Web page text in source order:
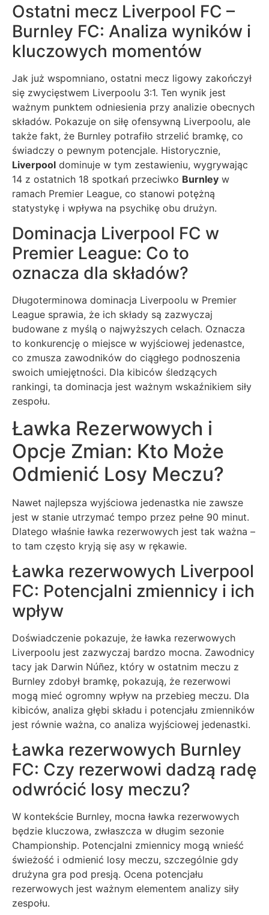
Ostatni mecz Liverpool FC –
Burnley FC: Analiza wyników i
kluczowych momentów
Jak już wspomniano, ostatni mecz ligowy zakończył
się zwycięstwem Liverpoolu 3:1. Ten wynik jest
ważnym punktem odniesienia przy analizie obecnych
składów. Pokazuje on siłę ofensywną Liverpoolu, ale
także fakt, że Burnley potrafiło strzelić bramkę, co
świadczy o pewnym potencjale. Historycznie,
Liverpool dominuje w tym zestawieniu, wygrywając
14 z ostatnich 18 spotkań przeciwko Burnley w
ramach Premier League, co stanowi potężną
statystykę i wpływa na psychikę obu drużyn.
Dominacja Liverpool FC w
Premier League: Co to
oznacza dla składów?
Długoterminowa dominacja Liverpoolu w Premier
League sprawia, że ich składy są zazwyczaj
budowane z myślą o najwyższych celach. Oznacza
to konkurencję o miejsce w wyjściowej jedenastce,
co zmusza zawodników do ciągłego podnoszenia
swoich umiejętności. Dla kibiców śledzących
rankingi, ta dominacja jest ważnym wskaźnikiem siły
zespołu.
Ławka Rezerwowych i
Opcje Zmian: Kto Może
Odmienić Losy Meczu?
Nawet najlepsza wyjściowa jedenastka nie zawsze
jest w stanie utrzymać tempo przez pełne 90 minut.
Dlatego właśnie ławka rezerwowych jest tak ważna –
to tam często kryją się asy w rękawie.
Ławka rezerwowych Liverpool
FC: Potencjalni zmiennicy i ich
wpływ
Doświadczenie pokazuje, że ławka rezerwowych
Liverpoolu jest zazwyczaj bardzo mocna. Zawodnicy
tacy jak Darwin Núñez, który w ostatnim meczu z
Burnley zdobył bramkę, pokazują, że rezerwowi
mogą mieć ogromny wpływ na przebieg meczu. Dla
kibiców, analiza głębi składu i potencjału zmienników
jest równie ważna, co analiza wyjściowej jedenastki.
Ławka rezerwowych Burnley
FC: Czy rezerwowi dadzą radę
odwrócić losy meczu?
W kontekście Burnley, mocna ławka rezerwowych
będzie kluczowa, zwłaszcza w długim sezonie
Championship. Potencjalni zmiennicy mogą wnieść
świeżość i odmienić losy meczu, szczególnie gdy
drużyna gra pod presją. Ocena potencjału
rezerwowych jest ważnym elementem analizy siły
zespołu.